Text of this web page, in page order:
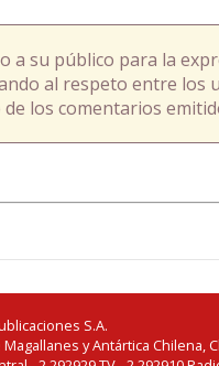
a su público para la
al respeto entre los
los comentarios
S.A.
y Antártica Chilena,